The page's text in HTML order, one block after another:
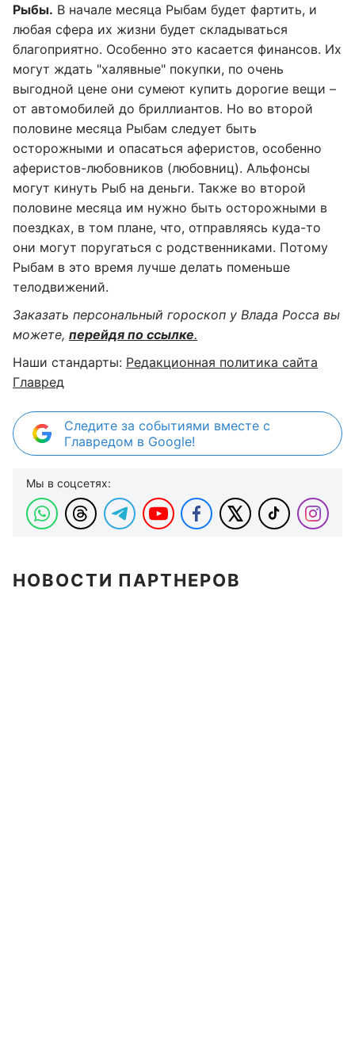
Рыбы. В начале месяца Рыбам будет фартить, и
любая сфера их жизни будет складываться
благоприятно. Особенно это касается финансов. Их
могут ждать "халявные" покупки, по очень
выгодной цене они сумеют купить дорогие вещи –
от автомобилей до бриллиантов. Но во второй
половине месяца Рыбам следует быть
осторожными и опасаться аферистов, особенно
аферистов-любовников (любовниц). Альфонсы
могут кинуть Рыб на деньги. Также во второй
половине месяца им нужно быть осторожными в
поездках, в том плане, что, отправляясь куда-то
они могут поругаться с родственниками. Потому
Рыбам в это время лучше делать поменьше
телодвижений.
Заказать персональный гороскоп у Влада Росса вы
можете, перейдя по ссылке.
Наши стандарты: Редакционная политика сайта
Главред
Следите за событиями вместе с
Главредом в Google!
Мы в соцсетях:
НОВОСТИ ПАРТНЕРОВ